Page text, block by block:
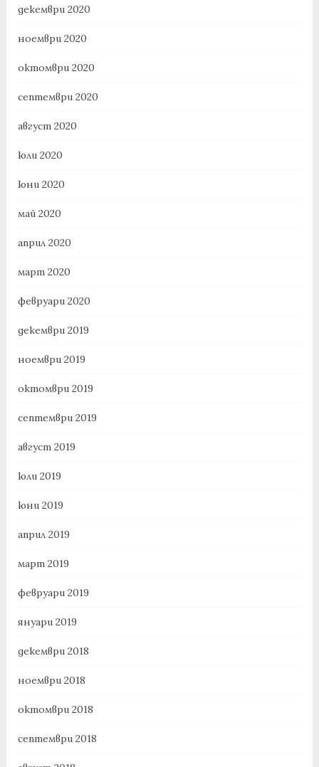
декември 2020
ноември 2020
октомври 2020
септември 2020
август 2020
юли 2020
юни 2020
май 2020
април 2020
март 2020
февруари 2020
декември 2019
ноември 2019
октомври 2019
септември 2019
август 2019
юли 2019
юни 2019
април 2019
март 2019
февруари 2019
януари 2019
декември 2018
ноември 2018
октомври 2018
септември 2018